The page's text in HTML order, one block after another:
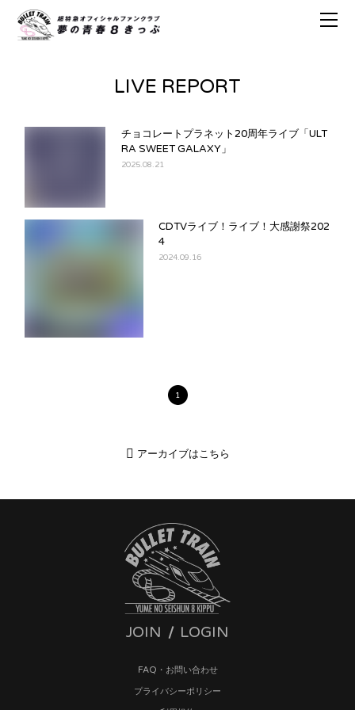
LIVE REPORT
チョコレートプラネット20周年ライブ「ULT
RA SWEET GALAXY」
2025.08.21
CDTVライブ！ライブ！大感謝祭202
4
2024.09.16
1
アーカイブはこちら
JOIN LOGIN
FAQ・お問い合わせ
プライバシーポリシー